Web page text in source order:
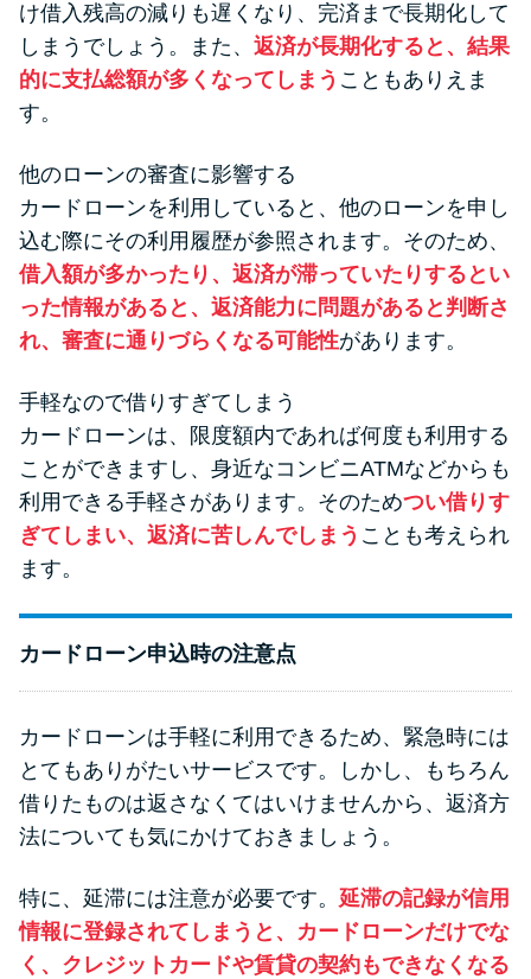
け借入残高の減りも遅くなり、完済まで長期化して
しまうでしょう。また、 返済が長期化すると、結果
的に支払総額が多くなってしまう こともありえま
す。
他のローンの審査に影響する
カードローンを利用していると、他のローンを申し
込む際にその利用履歴が参照されます。そのため、
借入額が多かったり、返済が滞っていたりするとい
った情報があると、返済能力に問題があると判断さ
れ、審査に通りづらくなる可能性があります。
手軽なので借りすぎてしまう
カードローンは、限度額内であれば何度も利用する
ことができますし、身近なコンビニATMなどからも
利用できる手軽さがあります。そのためつい借りす
ぎてしまい、返済に苦しんでしまう ことも考えられ
ます。
カードローン申込時の注意点
カードローンは手軽に利用できるため、緊急時には
とてもありがたいサービスです。しかし、もちろん
借りたものは返さなくてはいけませんから、返済方
法についても気にかけておきましょう。
特に、延滞には注意が必要です。 延滞の記録が信用
情報に登録されてしまうと、カードローンだけでな
く、クレジットカードや賃貸の契約もできなくなる